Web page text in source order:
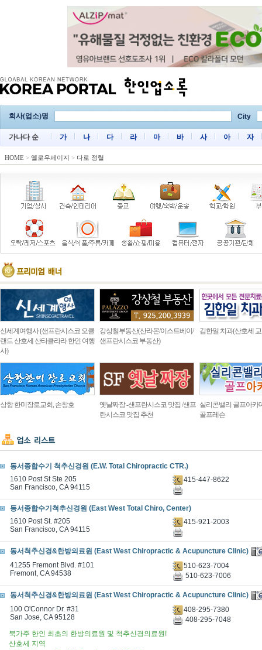
회사(업소)명 City
가나다 순 가 나 다 라 마 바 사 아 자
HOME > 옐로우페이지 > 다로 정렬
신세계여행사 (샌프란시스코 오클
랜드 산호세 산타클라라 한인 여행
사)
강상철부동산(산라몬/이스트베이/
샌프란시스코 부동산)
김한일 치과(산호세
상항 한미장로교회, 손창호
옛날짜장 -샌프란시스코 맛집 /샌프
란시스코 맛집 추천
실리콘밸리 골프아카
골프레슨
동서종합수기 척추신경원 (E.W. Total Chiropractic CTR.)
1610 Post St Ste 205
San Francisco, CA 94115
415-447-8622
동서종합수기척추신경원 (East West Total Chiro, Center)
1610 Post St. #205
San Francisco, CA 94115
415-921-2003
동서척추신경&한방의료원 (East West Chiropractic & Acupuncture Clinic)
41255 Fremont Blvd. #101
Fremont, CA 94538
510-623-7004
510-623-7006
동서척추신경&한방의료원 (East West Chiropractic & Acupuncture Clinic)
100 O'Connor Dr. #31
San Jose, CA 95128
408-295-7380
408-295-7048
북가주 한인 최초의 한방의료원 및 척추신경의료원!
산호세 지역